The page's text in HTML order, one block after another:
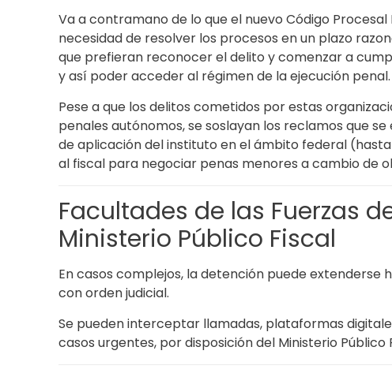
Va a contramano de lo que el nuevo Código
necesidad de resolver los procesos en un plazo
que prefieran reconocer el delito y comenzar a
y así poder acceder al régimen de la ejecución penal.
Pese a que los delitos cometidos por estas
penales autónomos, se soslayan los reclamos que
de aplicación del instituto en el ámbito federal
al fiscal para negociar penas menores a cambio de
Facultades de las Fuerzas
Ministerio Público Fiscal
En casos complejos, la detención puede extenderse
con orden judicial.
Se pueden interceptar llamadas, plataformas
casos urgentes, por disposición del Ministerio Público